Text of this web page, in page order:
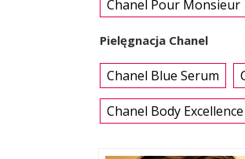
Chanel Pour Monsieur
Pielęgnacja Chanel
Chanel Blue Serum
Chanel Body Excellence